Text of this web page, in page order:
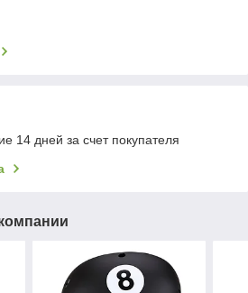
14 дней за счет покупателя